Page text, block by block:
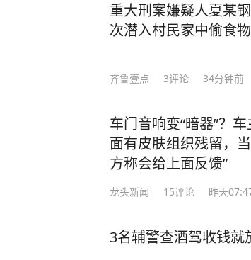
重大刑案嫌疑人夏某
次潜入村民家中偷食
齐鲁壹点 3评论 34分钟前
车门音响变“暗器”？
面有皮肤组织残留，
方称会给上面反馈”
龙头新闻 15评论 昨天
3名辅警查酒驾收钱